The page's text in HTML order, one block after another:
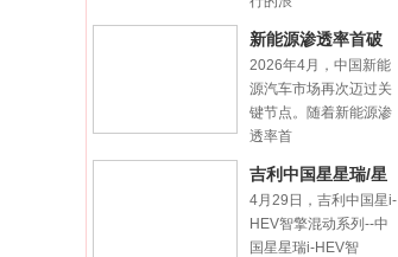
新能源渗透率首破
60% 比亚迪4月销量
再
2026年4月，中国新能
源汽车市场再次迈过关
键节点。随着新能源渗
透率首
吉利中国星星瑞/星
越L i-HEV智擎混
4月29日，吉利中国星i-
HEV智擎混动系列--中
国星星瑞i-HEV智